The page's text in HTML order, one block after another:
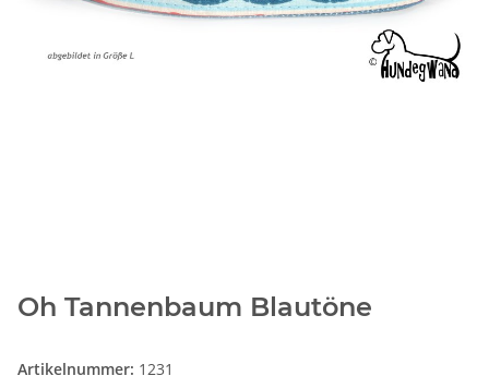
Oh Tannenbaum Blautöne
Artikelnummer: 1231